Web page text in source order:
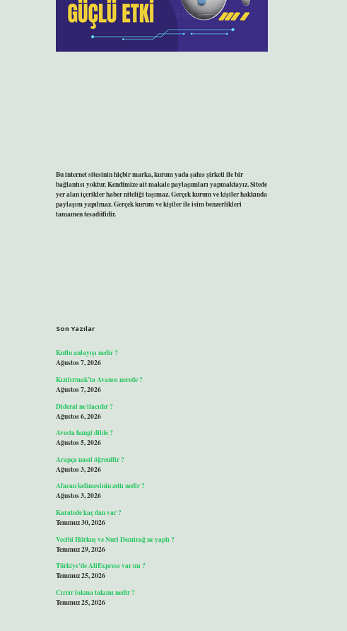
Bu internet sitesinin hiçbir marka, kurum yada şahıs şirketi ile bir
bağlantısı yoktur. Kendimize ait makale paylaşımları yapmaktayız. Sitede
yer alan içerikler haber niteliği taşımaz. Gerçek kurum ve kişiler hakkında
paylaşım yapılmaz. Gerçek kurum ve kişiler ile isim benzerlikleri
tamamen tesadüfidir.
Son Yazılar
Kutlu anlayışı nedir ?
Ağustos 7, 2026
Kızılırmak’ta Avanos nerede ?
Ağustos 7, 2026
Dideral ne ilacıdır ?
Ağustos 6, 2026
Avesta hangi dilde ?
Ağustos 5, 2026
Arapça nasıl öğrenilir ?
Ağustos 3, 2026
Afacan kelimesinin zıttı nedir ?
Ağustos 3, 2026
Karatede kaç dan var ?
Temmuz 30, 2026
Vecihi Hürkuş ve Nuri Demirağ ne yaptı ?
Temmuz 29, 2026
Türkiye’de AliExpress var mı ?
Temmuz 25, 2026
Cırcır lokma takımı nedir ?
Temmuz 25, 2026